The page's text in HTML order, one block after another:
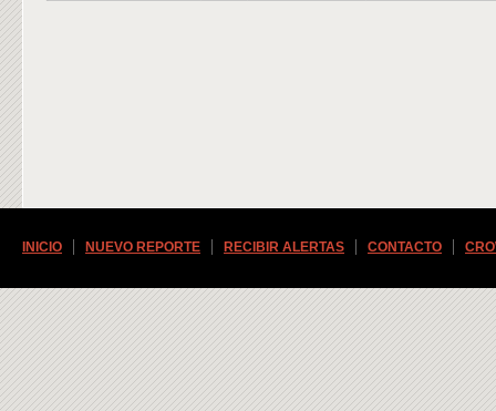
INICIO NUEVO REPORTE RECIBIR ALERTAS CONTACTO